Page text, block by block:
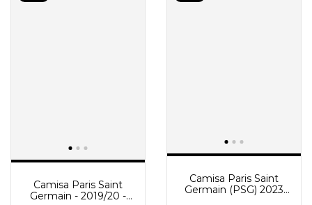
Camisa Paris Saint
Germain - 2019/20 -
Camisa Paris Saint
Germain (PSG) 2023